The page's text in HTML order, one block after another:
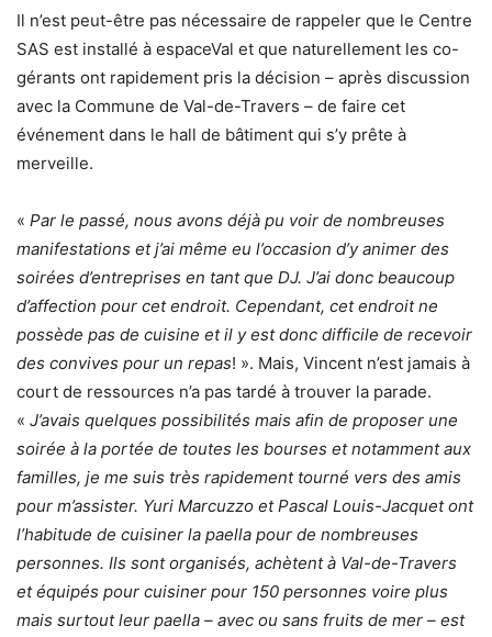
Il n’est peut-être pas nécessaire de rappeler que le Centre
SAS est installé à espaceVal et que naturellement les co-
gérants ont rapidement pris la décision – après discussion
avec la Commune de Val-de-Travers – de faire cet
événement dans le hall de bâtiment qui s’y prête à
merveille.
« Par le passé, nous avons déjà pu voir de nombreuses
manifestations et j’ai même eu l’occasion d’y animer des
soirées d’entreprises en tant que DJ. J’ai donc beaucoup
d’affection pour cet endroit. Cependant, cet endroit ne
possède pas de cuisine et il y est donc difficile de recevoir
des convives pour un repas! ». Mais, Vincent n’est jamais à
court de ressources n’a pas tardé à trouver la parade.
« J’avais quelques possibilités mais afin de proposer une
soirée à la portée de toutes les bourses et notamment aux
familles, je me suis très rapidement tourné vers des amis
pour m’assister. Yuri Marcuzzo et Pascal Louis-Jacquet ont
l’habitude de cuisiner la paella pour de nombreuses
personnes. Ils sont organisés, achètent à Val-de-Travers
et équipés pour cuisiner pour 150 personnes voire plus
mais surtout leur paella – avec ou sans fruits de mer – est